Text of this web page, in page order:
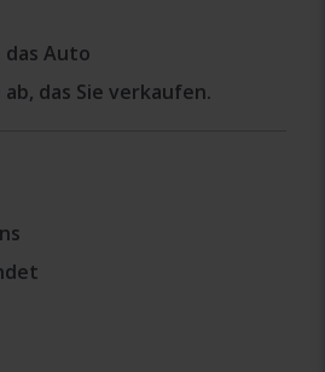
Auto
das Sie verkaufen.